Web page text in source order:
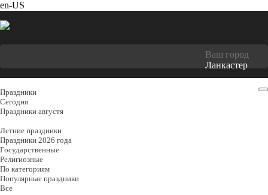
en-US
Ваш город
Ланкастер
Праздники
Cегодня
Праздники августя
Летние праздники
Праздники 2026 года
Государственные
Религиозные
По категориям
Популярные праздники
Все